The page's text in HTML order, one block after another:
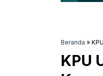
Beranda »
KPU